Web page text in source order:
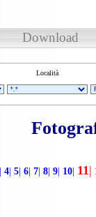
Download
Località
4 5 6 7 8 9 10 11|